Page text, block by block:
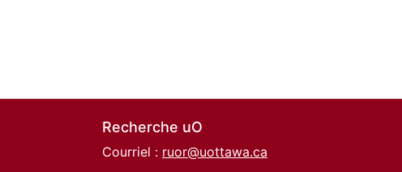
Recherche uO
Courriel : ruor@uottawa.ca